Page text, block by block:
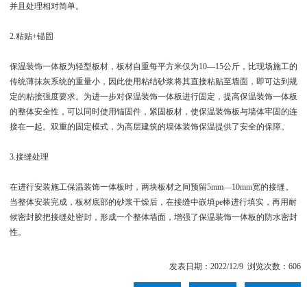
并且处理相对简单。
2.粘贴+锚固
保温装饰一体板为轻型板材，板材自重每平方米仅为10—15公斤，比现场施工的
传统薄抹灰系统的重量小，因此使用粘结砂浆将其直接粘贴至墙面，即可达到规
定的粘接强度要求。为进一步对保温装饰一体板进行固定，提高保温装饰一体板
的整体安全性，可以同时使用锚固件，紧固板材，使保温装饰板与墙体牢固的连
接在一起。双重的固定模式，为高层建筑的墙体装饰保温提供了安全的保障。
3.接缝处理
在进行安装施工保温装饰一体板时，两块板材之间预留5mm—10mm宽的接缝。
当整体安装完成，板材底部的砂浆干燥后，在接缝中嵌填pe棒进行填实，再用耐
候密封胶把接缝处密封，形成一个整体墙面，增强了保温装饰一体板的防水密封
性。
发表日期：2022/12/9 浏览次数：606